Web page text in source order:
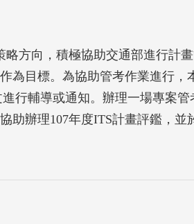
略方向，積極協助交通部進行計
為目標。為協助管考作業進行，
行輔導或通知。辦理一場專案
助辦理107年度ITS計畫評鑑，並
計畫優異執行成果與展現。透過